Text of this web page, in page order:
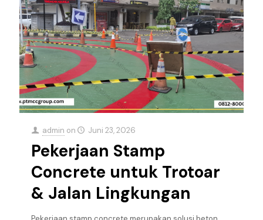
admin on Juni 23, 2026
Pekerjaan Stamp
Concrete untuk Trotoar
& Jalan Lingkungan